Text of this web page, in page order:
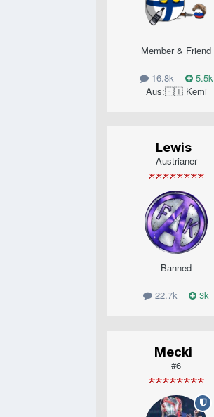
Member & Friend
16.8k
5.5k
Aus:🇫🇮 Kemi
Lewis
Austrianer
Banned
22.7k 3k
Mecki
#6